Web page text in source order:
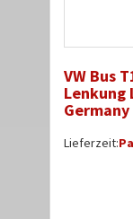
VW Bus
Lenkung
Lieferzeit: